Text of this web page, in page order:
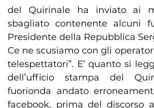
del Quirinale ha inviato ai
sbagliato contenente alcuni
Presidente della Repubblica
Ce ne scusiamo con gli
telespettatori”. E’ quanto si
dell’ufficio stampa del
fuorionda andato
facebook, prima del discorso